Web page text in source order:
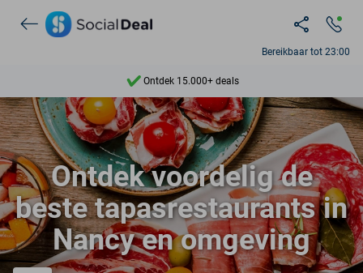
Bereikbaar tot 23:00
Ontdek 15.000+ deals
7 dagen per week beschikbaar
10+ miljoen leden
9,4
Ontdek 15.000+ deals
Ontdek voordelig de
beste tapasrestaurants in
Nancy en omgeving